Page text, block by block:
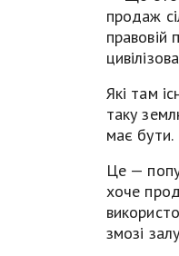
продаж
правовій
Які там
таку
має бути.
Це —
хоче
змозі